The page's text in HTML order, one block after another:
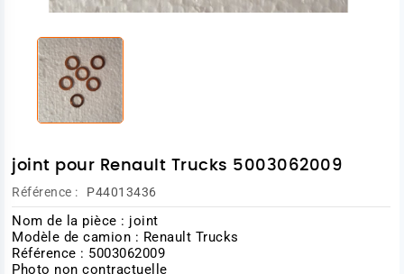
joint pour Renault Trucks 5003062009
Référence : P44013436
Nom de la pièce : joint
Modèle de camion : Renault Trucks
Référence : 5003062009
Photo non contractuelle